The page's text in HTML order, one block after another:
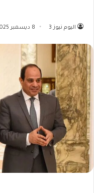
اليوم نيوز 3 8 ديسمبر 2025 - 2:45 مساءً